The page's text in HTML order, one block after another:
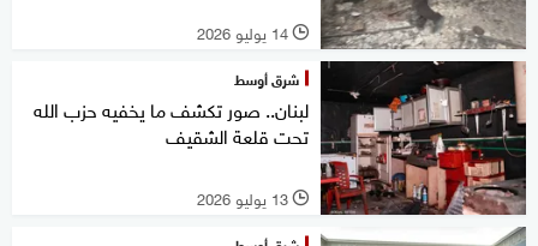
l 14 يوليو 2026
شرق أوسط
لبنان.. صور تكشف ما يخفيه حزب الله
تحت قلعة الشقيف
l 13 يوليو 2026